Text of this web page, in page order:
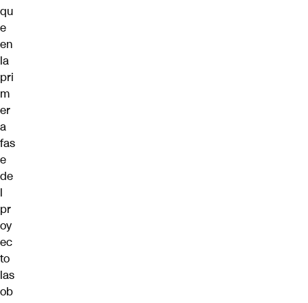
qu
e
en
la
pri
m
er
a
fas
e
de
l
pr
oy
ec
to
las
ob